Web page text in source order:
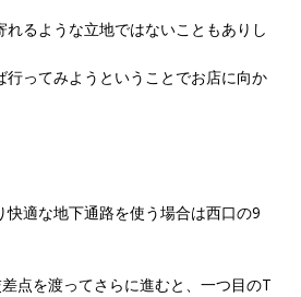
るような立地ではないこともありし
ってみようということでお店に向か
適な地下通路を使う場合は西口の9
点を渡ってさらに進むと、一つ目のT